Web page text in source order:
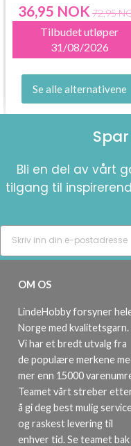
36,95 NOK 72,95
Tilbudet utløper
31/08/2026
Se alle alternativene
Bli en del av vårt
tilgang til
OM OS
LindeHobby forsyner
Norge med kvalitetsgarn.
Vi har et bredt utvalg fra
de populære merkene
mer enn 15000
Teamet vårt streber
å gi deg best mulig
og raskest levering til
enhver tid. Se teamet bak